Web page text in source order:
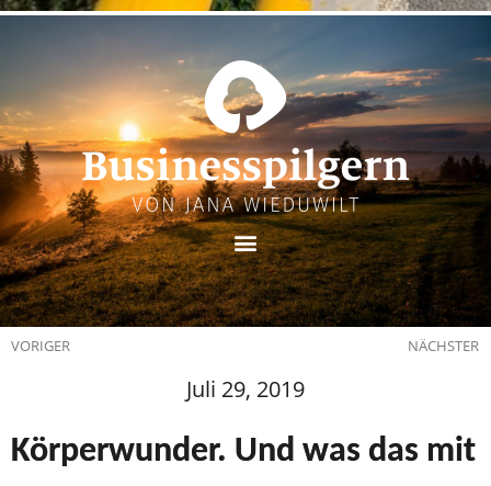
VORIGER NÄCHSTER
Juli 29, 2019
Körperwunder. Und was das mit